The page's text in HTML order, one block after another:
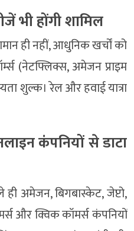
भी होंगी शामिल
ही नहीं, आधुनिक खर्चों को
(नेटफ्लिक्स, अमेजन प्राइम
शुल्क। रेल और हवाई यात्रा
कंपनियों से डाटा
अमेजन, बिगबास्केट, जेप्टो,
और क्विक कॉमर्स कंपनियों